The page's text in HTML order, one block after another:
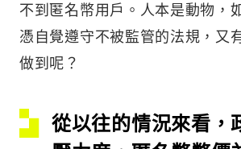
不到匿名幣用戶。人本是動物，
憑自覺遵守不被監管的法規，又
做到呢？
從以往的情況來看，